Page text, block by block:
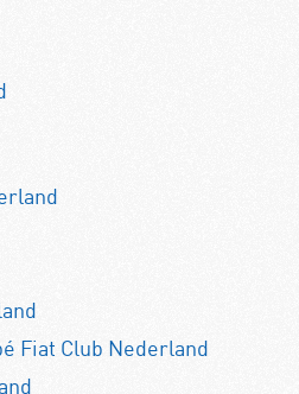
Fiat Club Nederland